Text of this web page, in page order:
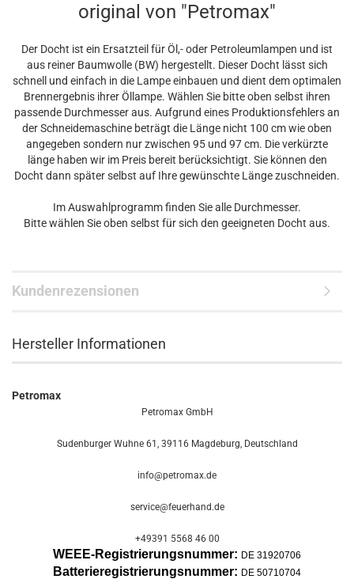
original von "Petromax"
Der Docht ist ein Ersatzteil für Öl,- oder Petroleumlampen und ist
aus reiner Baumwolle (BW) hergestellt. Dieser Docht lässt sich
schnell und einfach in die Lampe einbauen und dient dem optimalen
Brennergebnis ihrer Öllampe. Wählen Sie bitte oben selbst ihren
passende Durchmesser aus. Aufgrund eines Produktionsfehlers an
der Schneidemaschine beträgt die Länge nicht 100 cm wie oben
angegeben sondern nur zwischen 95 und 97 cm. Die verkürzte
länge haben wir im Preis bereit berücksichtigt. Sie können den
Docht dann später selbst auf Ihre gewünschte Länge zuschneiden.
Im Auswahlprogramm finden Sie alle Durchmesser.
Bitte wählen Sie oben selbst für sich den geeigneten Docht aus.
Kundenrezensionen
Hersteller Informationen
Petromax
Petromax GmbH
Sudenburger Wuhne 61, 39116 Magdeburg, Deutschland
info@petromax.de
service@feuerhand.de
+49391 5568 46 00
WEEE-Registrierungsnummer: DE 31920706
Batterieregistrierungsnummer: DE 50710704